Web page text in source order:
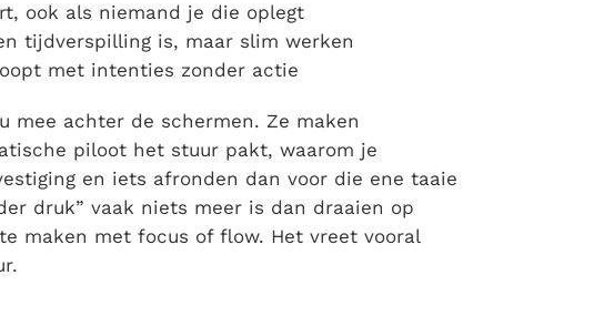
ook als niemand je die oplegt
tijdverspilling is, maar slim werken
met intenties zonder actie
mee achter de schermen. Ze maken
piloot het stuur pakt, waarom je
en iets afronden dan voor die ene taaie
druk” vaak niets meer is dan draaien op
maken met focus of flow. Het vreet vooral